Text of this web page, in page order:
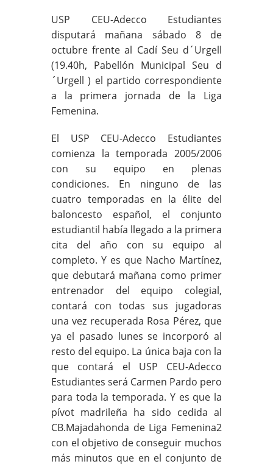
USP CEU-Adecco Estudiantes
disputará mañana sábado 8 de
octubre frente al Cadí Seu d´Urgell
(19.40h, Pabellón Municipal Seu d
´Urgell ) el partido correspondiente
a la primera jornada de la Liga
Femenina.
El USP CEU-Adecco Estudiantes
comienza la temporada 2005/2006
con su equipo en plenas
condiciones. En ninguno de las
cuatro temporadas en la élite del
baloncesto español, el conjunto
estudiantil había llegado a la primera
cita del año con su equipo al
completo. Y es que Nacho Martínez,
que debutará mañana como primer
entrenador del equipo colegial,
contará con todas sus jugadoras
una vez recuperada Rosa Pérez, que
ya el pasado lunes se incorporó al
resto del equipo. La única baja con la
que contará el USP CEU-Adecco
Estudiantes será Carmen Pardo pero
para toda la temporada. Y es que la
pívot madrileña ha sido cedida al
CB.Majadahonda de Liga Femenina2
con el objetivo de conseguir muchos
más minutos que en el conjunto de